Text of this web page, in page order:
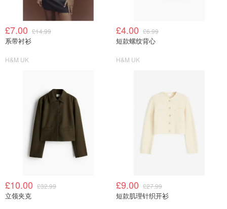
£7.00 £14.99
系带衬衫
H&M UK
£4.00 £6.99
短款螺纹背心
H&M UK
£10.00 £32.99
立领夹克
£9.00 £27.99
短款肌理针织开衫